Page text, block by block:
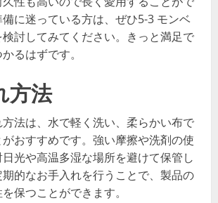
に迷っている方は、ぜひ5-3 モンベ
討してみてください。きっと満足で
るはずです。
方法
法は、水で軽く洗い、柔らかい布で
おすすめです。強い摩擦や洗剤の使
光や高温多湿な場所を避けて保管し
的なお手入れを行うことで、製品の
保つことができます。